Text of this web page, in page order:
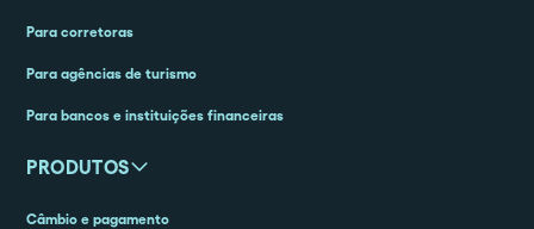
Para corretoras
Para agências de turismo
Para bancos e instituições financeiras
PRODUTOS
Câmbio e pagamento